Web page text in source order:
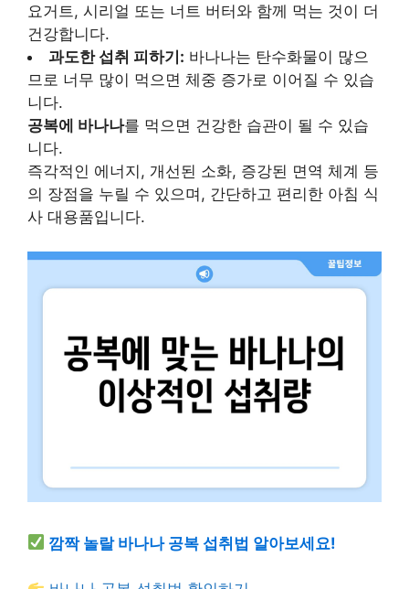
요거트, 시리얼 또는 너트 버터와 함께 먹는 것이 더
건강합니다.
과도한 섭취 피하기: 바나나는 탄수화물이 많으
므로 너무 많이 먹으면 체중 증가로 이어질 수 있습
니다.
공복에 바나나를 먹으면 건강한 습관이 될 수 있습
니다.
즉각적인 에너지, 개선된 소화, 증강된 면역 체계 등
의 장점을 누릴 수 있으며, 간단하고 편리한 아침 식
사 대용품입니다.
깜짝 놀랄 바나나 공복 섭취법 알아보세요!